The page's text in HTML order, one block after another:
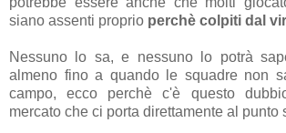
siano assenti proprio perchè colpiti dal
Nessuno lo sa, e nessuno lo potrà
almeno fino a quando le squadre non
campo, ecco perchè c'è questo
mercato che ci porta direttamente al punto